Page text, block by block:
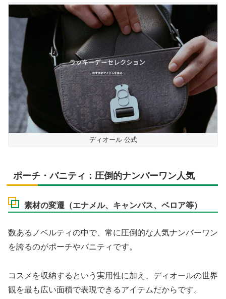
ディオール 公式
ポーチ・バニティ：圧倒的ナンバーワン人気
素材の変遷（エナメル、キャンバス、ベロア等）
数あるノベルティの中で、常に圧倒的な人気ナンバーワン
を誇るのがポーチやバニティです。
コスメを収納するという実用性に加え、ディオールの世界
観を最も広い面積で表現できるアイテムだからです。